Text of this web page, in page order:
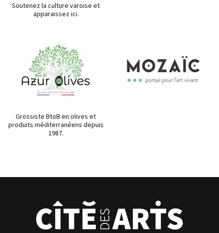
Soutenez la culture varoise et
apparaissez ici.
Grossiste BtoB en olives et
produits méditerranéens depuis
1987.